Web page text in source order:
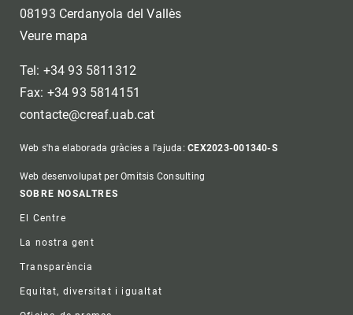
08193 Cerdanyola del Vallès
Veure mapa
Tel: +34 93 5811312
Fax: +34 93 5814151
contacte@creaf.uab.cat
Web s'ha elaborada gràcies a l'ajuda:CEX2023-001340-S
Web desenvolupat per Omitsis Consulting
Footer
SOBRE NOSALTRES
El Centre
La nostra gent
Transparència
Equitat, diversitat i igualtat